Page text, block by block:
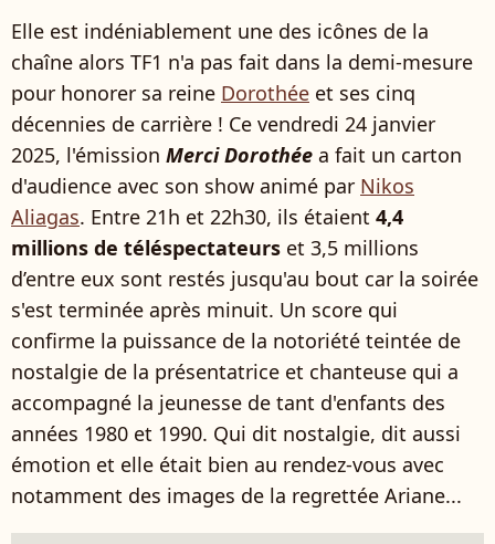
Elle est indéniablement une des icônes de la
chaîne alors TF1 n'a pas fait dans la demi-mesure
pour honorer sa reine Dorothée et ses cinq
décennies de carrière ! Ce vendredi 24 janvier
2025, l'émission Merci Dorothée a fait un carton
d'audience avec son show animé par Nikos
Aliagas. Entre 21h et 22h30, ils étaient 4,4
millions de téléspectateurs et 3,5 millions
d’entre eux sont restés jusqu'au bout car la soirée
s'est terminée après minuit. Un score qui
confirme la puissance de la notoriété teintée de
nostalgie de la présentatrice et chanteuse qui a
accompagné la jeunesse de tant d'enfants des
années 1980 et 1990. Qui dit nostalgie, dit aussi
émotion et elle était bien au rendez-vous avec
notamment des images de la regrettée Ariane...